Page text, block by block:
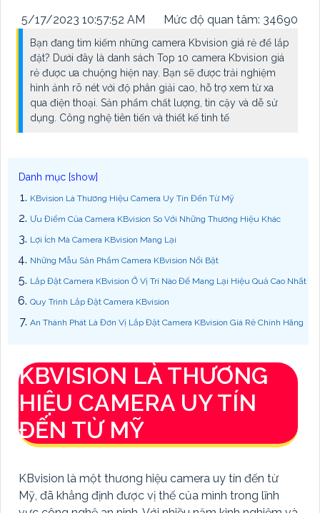
5/17/2023 10:57:52 AM Mức độ quan tâm: 34690
Bạn đang tìm kiếm những camera Kbvision giá rẻ để lắp
đặt? Dưới đây là danh sách Top 10 camera Kbvision giá
rẻ được ưa chuộng hiện nay. Bạn sẽ được trải nghiệm
hình ảnh rõ nét với độ phân giải cao, hỗ trợ xem từ xa
qua điện thoại. Sản phẩm chất lượng, tin cậy và dễ sử
dụng. Công nghệ tiên tiến và thiết kế tinh tế
KBvision Là Thương Hiệu Camera Uy Tín Đến Từ Mỹ
Ưu Điểm Của Camera KBvision So Với Những Thương Hiệu Khác
Lợi Ích Mà Camera KBvision Mang Lại
Những Mẫu Sản Phẩm Camera KBvision Nổi Bật
Lắp Đặt Camera KBvision Ở Vị Trí Nào Để Mang Lại Hiệu Quả Cao Nhất
Quy Trình Lắp Đặt Camera KBvision
An Thành Phát Là Đơn Vị Lắp Đặt Camera KBvision Giá Rẻ Chính Hãng
KBVISION LÀ THƯƠNG
HIỆU CAMERA UY TÍN
ĐẾN TỪ MỸ
KBvision là một thương hiệu camera uy tín đến từ
Mỹ, đã khẳng định được vị thế của mình trong lĩnh